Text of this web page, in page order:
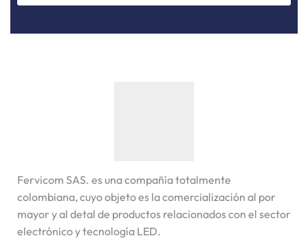
Fervicom SAS. es una compañía totalmente
colombiana, cuyo objeto es la comercialización al por
mayor y al detal de productos relacionados con el sector
electrónico y tecnología LED.